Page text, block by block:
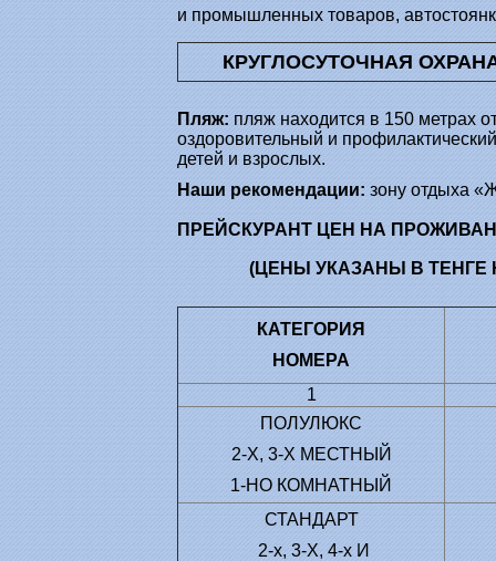
и промышленных товаров,
КРУГЛОСУТОЧНАЯ
Пляж: пляж находится в 150 метрах
оздоровительный и
детей и взрослых.
Наши рекомендации: зону отдыха
ПРЕЙСКУРАНТ ЦЕН НА
(ЦЕНЫ УКАЗАНЫ В
КАТЕГОРИЯ
НОМЕРА
1
ПОЛУЛЮКС
2-Х, 3-Х МЕСТНЫЙ
1-НО КОМНАТНЫЙ
СТАНДАРТ
2-х, 3-Х, 4-х И